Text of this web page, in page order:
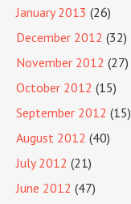
January 2013 (26)
December 2012 (32)
November 2012 (27)
October 2012 (15)
September 2012 (15)
August 2012 (40)
July 2012 (21)
June 2012 (47)